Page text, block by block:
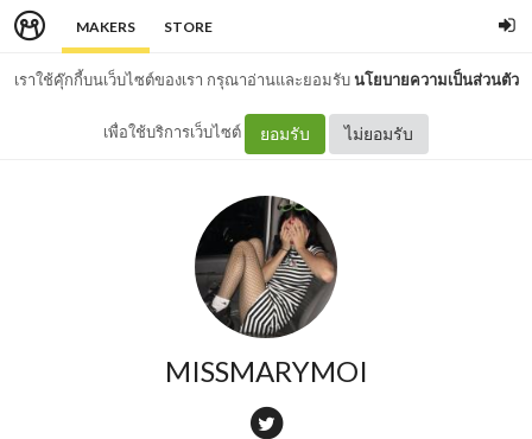
MAKERS STORE
เราใช้คุ๊กกี้บนเว็บไซต์ของเรา กรุณาอ่านและยอมรับนโยบายความเป็นส่วนตัว
เพื่อใช้บริการเว็บไซต์ ยอมรับ ไม่ยอมรับ
MISSMARYMOI